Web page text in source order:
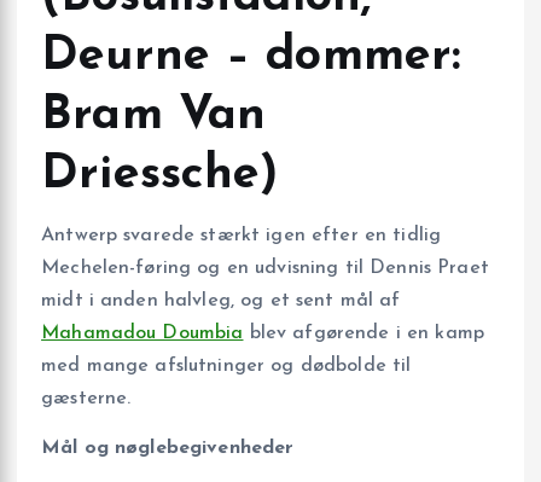
Deurne – dommer:
Bram Van
Driessche)
Antwerp svarede stærkt igen efter en tidlig
Mechelen-føring og en udvisning til Dennis Praet
midt i anden halvleg, og et sent mål af
Mahamadou Doumbia blev afgørende i en kamp
med mange afslutninger og dødbolde til
gæsterne.
Mål og nøglebegivenheder